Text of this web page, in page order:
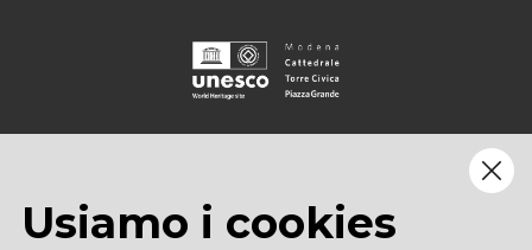
Usiamo i cookies